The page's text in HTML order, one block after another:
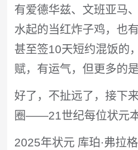
有爱德华兹、文班亚马
水起的当红炸子鸡，也
甚至签10天短约混饭的
赋，有运气，但更多的是
好了，不扯远了，接下
圈——21世纪每位状元本
2025年状元 库珀·弗拉